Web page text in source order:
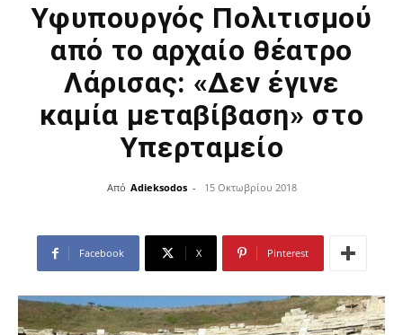
Υφυπουργός Πολιτισμού
από το αρχαίο θέατρο
Λάρισας: «Δεν έγινε
καμία μεταβίβαση» στο
Υπερταμείο
Από Adieksodos - 15 Οκτωβρίου 2018
Facebook X Pinterest